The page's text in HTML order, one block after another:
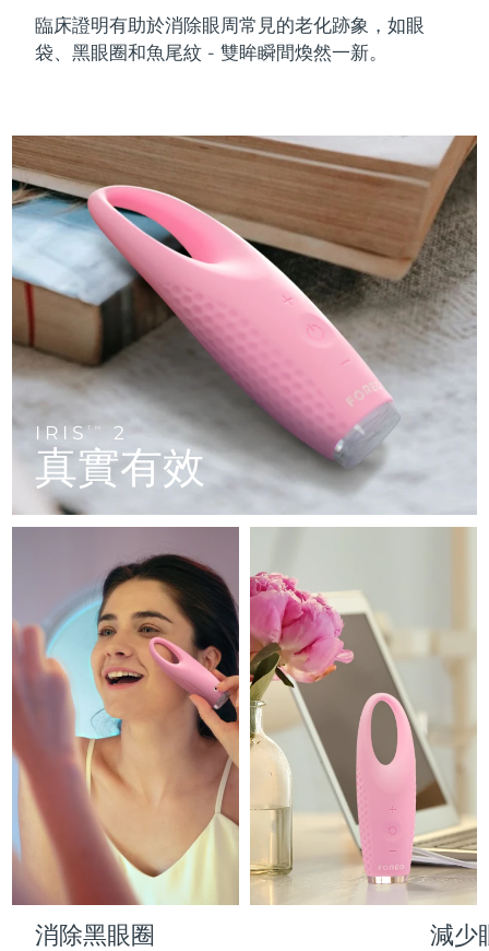
臨床證明有助於消除眼周常見的老化跡象，如眼
袋、黑眼圈和魚尾紋 - 雙眸瞬間煥然一新。
IRIS TM 2
真實有效
消除黑眼圈 減少
LUNA™ 4 Men
For men, anti-aging massage
LUNA™ 4 mini
For young skin, T-zone
LUNA™ 4 go
For travel or gym bag
LUNA™護膚
LUNA™ 設備
All facial cleansing devices
BEAR™ 2 eyes & lips
Microcurrent line smoothing device
面部提拉護理
Premium anti-aging skincare
BEAR™ 設備
All premium facelift devices
補水保濕
UFO™ 3 LED
Near-infrared and red light therapy
device
UFO™ 3 mini
Red light therapy device for young skin
UFO™ 3 go
Portable red light therapy
Rejuvenation & hydration
UFO™ 設備
All deep facial hydration devices
口腔護理
issa™ 4 plus
Smart hybrid silicone sonic toothbrush
issa™ 4 smile
Hybrid silicone sonic toothbrush
issa™ 4 baby
For ages 0-3
issa™ Teeth Whitening Set
Dual LED + sonic device & 18% PAP gel
ISSA™ 設備
All silicone sonic toothbrushes
FAQ™ 101
Clinical anti-aging
FAQ™ 102
Advanced clinical anti-aging
FAQ™ P1 Primer
Manuka honey primer
FAQ™護膚品
All FAQ™ skincare
FAQ™產品
All anti-aging treatments
LED 護理
NEW
FAQ™ 201
LED mask
FAQ™ 202
LED mask
FAQ™ 221
Anti-aging LED hand mask
FAQ™護膚品
All FAQ™ skincare
FAQ™產品
All LED treatments
生髮
FAQ™ 301
LED hair strengthening scalp massager
FAQ™ Scalp Serum
Scalp recovery probiotic serum
FAQ™護膚品
All FAQ™ skincare
FAQ™產品
All hair treatments
肌膚年輕化
NEW
FAQ™ 501
Full-Spectrum Red Light Therapy
FAQ™ 502
Full-Spectrum Red Light Therapy
FAQ™ Red Light Serum
FAQ™ skincare
All FAQ™ skincare
FAQ™ products
All toning treatments
保健品
NEW
專業治療
PEACH™ 2 Pro Max
Professional IPL hair removal device
PEACH™ 2
IPL hair removal
身體護理
BEAR™ 2 body
Microcurrent body toning
LUNA™ 4 body
Massaging body brush
痘肌護理
ESPADA™ 2 plus
Recurring acne LED therapy
眼部護理
BEAR™ 2 eyes & lips
Microcurrent line smoothing device
波士尼亞與赫塞哥維納 預計送達日期8/11/26
保加利亞 預計送達日期8/8/26
加拿大 預計送達日期8/12/26
智利 預計送達日期 8/12/26
中國 預計送達日期 8/8/26
哥倫比亞 預計送達日期 8/12/26
克羅埃西亞 預計送達日期 8/8/26
賽普勒斯 預計送達日期
捷克 預計送達日期
愛沙尼亞 預計送達日期
芬蘭 預計送達日期
預計送達日期8/8/26
法屬玻里尼西亞 預計送達日期 8/12/26
德國 預計送達日期 8/8/26
直布羅陀 預計送達日期 8/12/26
希臘 預計送達日期8/8/26